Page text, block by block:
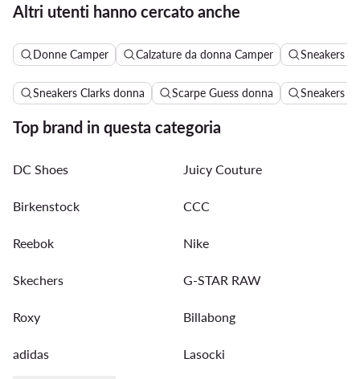
Altri utenti hanno cercato anche
Donne Camper Calzature da donna Camper Sneakers
Sneakers Clarks donna Scarpe Guess donna Sneakers
Top brand in questa categoria
DC Shoes Juicy Couture
Birkenstock CCC
Reebok Nike
Skechers G-STAR RAW
Roxy Billabong
adidas Lasocki